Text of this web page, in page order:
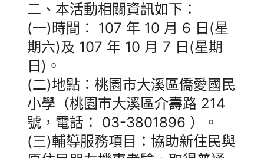
二、本活動相關資訊如下：
(一)時間： 107 年 10 月 6 日(星
期六)及 107 年 10 月 7 日(星期
日)。
(二)地點：桃園市大溪區僑愛國民
小學（桃園市大溪區介壽路 214
號，電話： 03-3801896 ）。
(三)輔導服務項目：協助新住民與